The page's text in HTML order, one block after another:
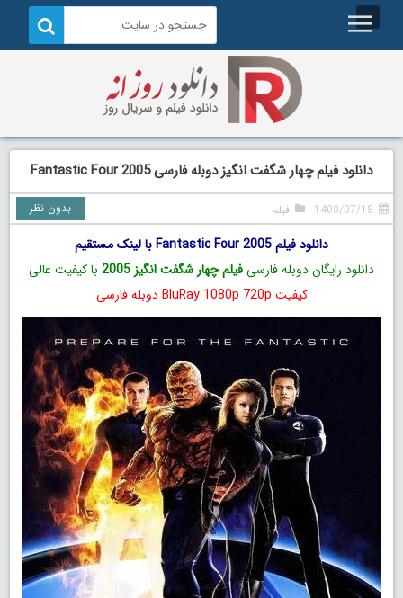
دانلود فیلم چهار شگفت انگیز دوبله فارسی Fantastic Four 2005
1400/07/18 فیلم بدون نظر
دانلود فیلم Fantastic Four 2005 با لینک مستقیم
دانلود رایگان دوبله فارسیفیلم چهار شگفت انگیز 2005
با کیفیت عالی
کیفیت BluRay 1080p 720p دوبله فارسی